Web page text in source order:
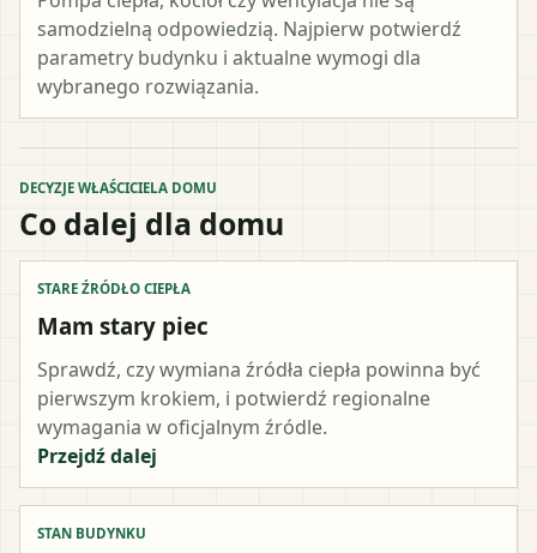
samodzielną odpowiedzią. Najpierw potwierdź
parametry budynku i aktualne wymogi dla
wybranego rozwiązania.
DECYZJE WŁAŚCICIELA DOMU
Co dalej dla domu
STARE ŹRÓDŁO CIEPŁA
Mam stary piec
Sprawdź, czy wymiana źródła ciepła powinna być
pierwszym krokiem, i potwierdź regionalne
wymagania w oficjalnym źródle.
Przejdź dalej
STAN BUDYNKU